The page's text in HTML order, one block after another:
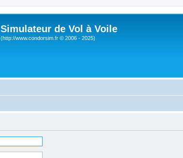
Simulateur de Vol à Voile
(http://www.condorsim.fr © 2006 - 2025)